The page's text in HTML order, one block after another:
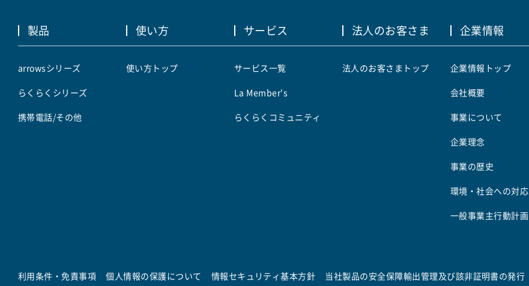
製品
arrowsシリーズ
らくらくシリーズ
携帯電話/その他
使い方
使い方トップ
サービス
サービス一覧
La Member's
らくらくコミュニティ
法人のお客さま
法人のお客さまトップ
企業情報
企業情報トップ
会社概要
事業について
企業理念
事業の歴史
環境・社会への対応
一般事業主行動計画
利用条件・免責事項 個人情報の保護について 情報セキュリティ基本方針 当社製品の安全保障輸出管理及び該非証明書の発行